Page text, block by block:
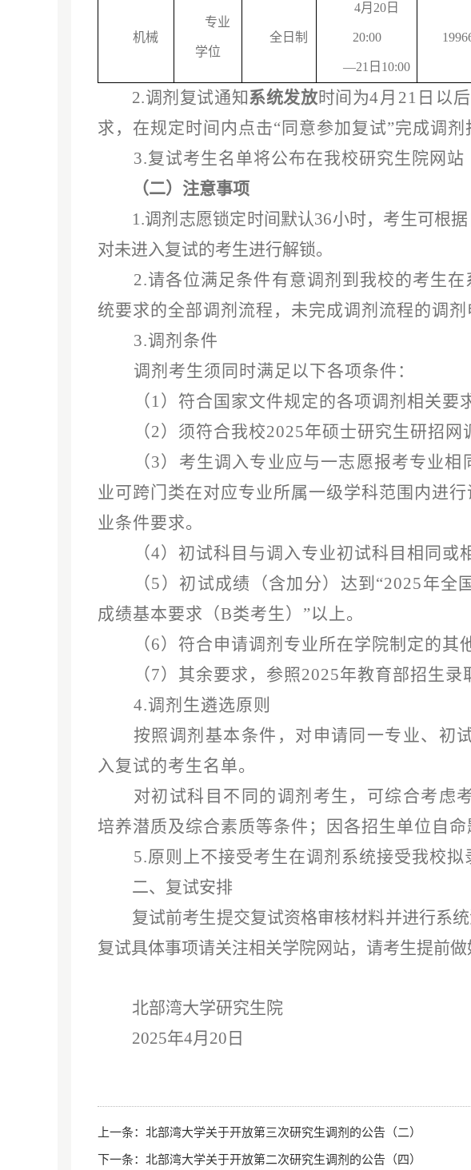
机械
专业
学位
全日制
4月20日
20:00
—21日10:00
2.调剂复试通知系统发放时间为4月 21 日 以后
求，在规定时间内点击“同意参加复试”完成调剂
3.复试考生名单将公布在我校研究生院网站
（二） 注意事项
1.调剂志愿锁定时间默认36小时，考生可根
对未进入复试的考生进行解锁。
2.请各位满足条件有意调剂到我校的考生在
统要求的全部调剂流程 ， 未完成调剂流程的调剂
3.调剂条件
调剂考生须同时满足以下各项条件：
（ 1）符合国家文件规定的各项调剂相关要
（2）须符合我校2025年硕士研究生研招网
（3）考生调入专业应与一志愿报考专业
业可跨门类在对应专业所属一级学科范围内进
业条件要求。
（4）初试科目与调入专业初试科目相同或
（5）初试成绩（含加分）达到“2025年全
成绩基本要求（B类考生）”以上。
（6）符合申请调剂专业所在学院制定的其
（7）其余要求，参照2025年教育部招生录
4.调剂生遴选原则
按照调剂基本条件，对申请同一专业、初
入复试的考生名单。
对初试科目不同的调剂考生，可综合考虑
培养潜质及综合素质等条件；因各招生单位自
5.原则上不接受考生在调剂系统接受我校
二、复试安排
复试前考生提交复试资格审核材料并进行系
复试具体事项请关注相关学院网站，请考生提前做
北部湾大学研究生院
2025年4月 20 日
上一条： 北部湾大学关于开放第三次研究生调剂的公告（二）
下一条： 北部湾大学关于开放第二次研究生调剂的公告（四）